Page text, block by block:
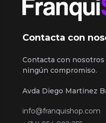
Contacta con
Contacta con
ningún compromiso.
Avda Diego Martinez
info@franquishop.com